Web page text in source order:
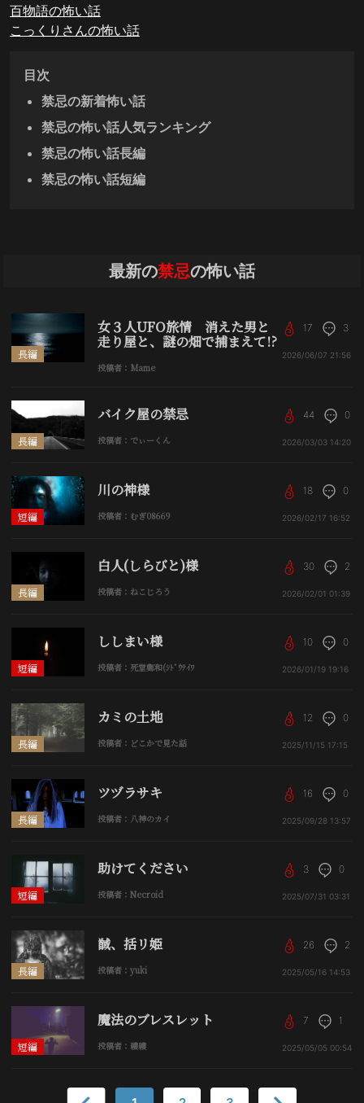
百物語の怖い話
こっくりさんの怖い話
目次
禁忌の新着怖い話
禁忌の怖い話人気ランキング
禁忌の怖い話長編
禁忌の怖い話短編
最新の禁忌の怖い話
長編
女３人UFO旅情 消えた男と
走り屋と、謎の畑で捕まえて!?
投稿者：Mame
17 3
2026/06/07 21:56
長編
バイク屋の禁忌
投稿者：でぃーくん
44 0
2026/03/03 14:20
短編
川の神様
投稿者：むぎ08669
18 0
2026/02/17 16:52
長編
白人(しらびと)様
投稿者：ねこじろう
30 2
2026/02/01 01:39
短編
ししまい様
投稿者：死堂鄭和(ｼﾄﾞｳﾃｲﾜ
10 0
2026/01/19 19:16
長編
カミの土地
投稿者：どこかで見た話
12 0
2025/11/15 17:15
長編
ツヅラサキ
投稿者：八神のカイ
16 0
2025/09/28 13:57
短編
助けてください
投稿者：Necroid
3 0
2025/07/31 03:31
長編
馘、括リ姫
投稿者：yuki
26 2
2025/05/16 14:53
短編
魔法のブレスレット
投稿者：縷縷
7 1
2025/05/05 00:54